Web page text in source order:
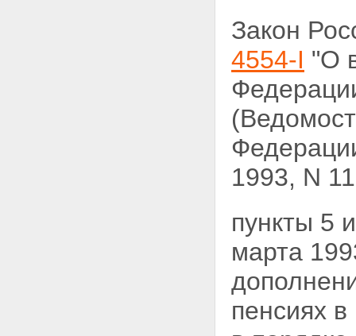
Закон
4554-I "О
1993, N
пункты 5
марта
пенсиях